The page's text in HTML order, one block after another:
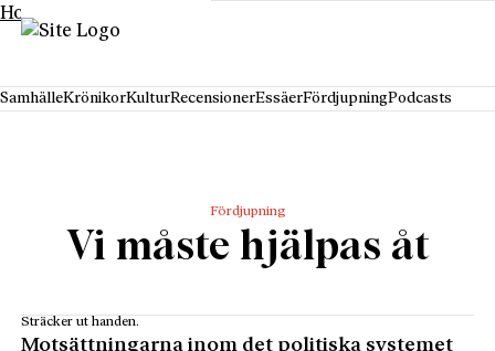
Hoppa till innehåll
SamhälleKrönikorKulturRecensionerEssäerFördjupningPodcasts
Fördjupning
Vi måste hjälpas åt
Sträcker ut handen.
Motsättningarna inom det politiska systemet